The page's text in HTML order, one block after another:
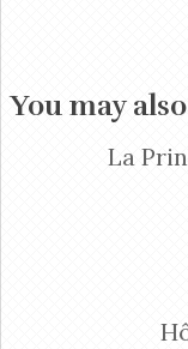
You may
La